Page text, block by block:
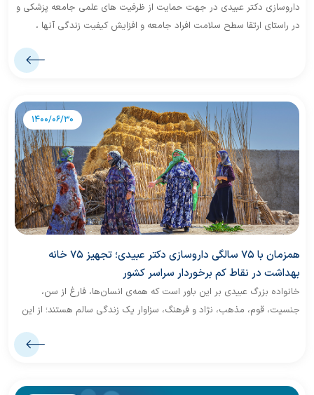
داروسازی دکتر عبیدی در جهت حمایت از ظرفیت های علمی جامعه پزشکی و
در راستای ارتقا سطح سلامت افراد جامعه و افزایش کیفیت زندگی آنها ،
«جایزه علمی عبیدی» را به پژوهشگران جوان جامعه پزشکی اهدا می نماید.
1400/06/30
همزمان با 75 سالگی داروسازی دکتر عبیدی؛ تجهیز 75 خانه
بهداشت در نقاط کم برخوردار سراسر کشور
خانواده بزرگ عبیدی بر این باور است که همه‌ی انسان‌ها، فارغ از سن،
جنسیت، قوم، مذهب، نژاد و فرهنگ، سزاوار یک زندگی سالم هستند؛ از این
رو همزمان با هفتاد و پنجمین سالگرد فعالیت خود در سال 1400 قصد دارد با
تجهیز 75 خانه‌ی بهداشت در نقاط کم‌برخوردار کشور، سهمی در ارتقاء سطح